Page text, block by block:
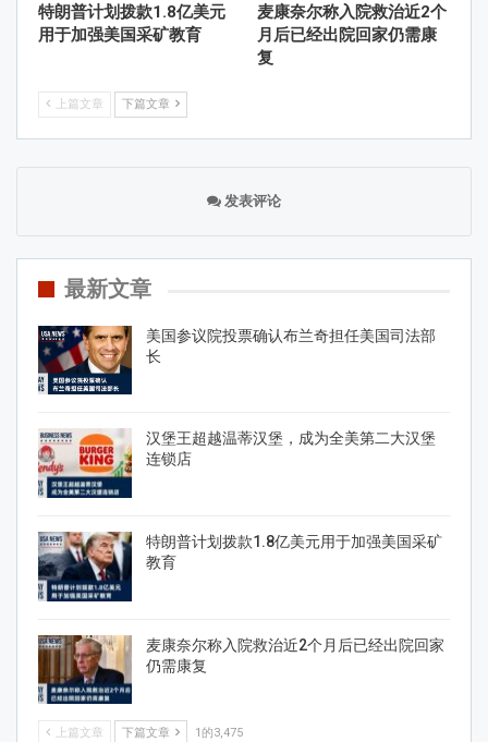
特朗普计划拨款1.8亿美元
用于加强美国采矿教育
麦康奈尔称入院救治近2个
月后已经出院回家仍需康
复
上篇文章 下篇文章
发表评论
最新文章
美国参议院投票确认布兰奇担任美国司法部
长
汉堡王超越温蒂汉堡，成为全美第二大汉堡
连锁店
特朗普计划拨款1.8亿美元用于加强美国采矿
教育
麦康奈尔称入院救治近2个月后已经出院回家
仍需康复
上篇文章 下篇文章 1的3,475